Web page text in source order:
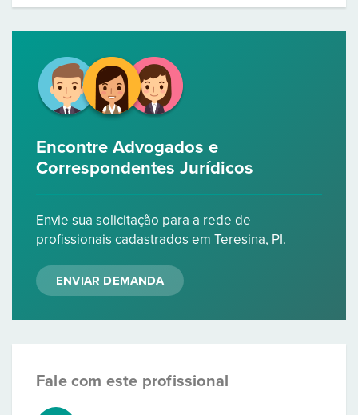
Encontre Advogados e
Correspondentes Jurídicos
Envie sua solicitação para a rede de
profissionais cadastrados em Teresina, PI.
ENVIAR DEMANDA
Fale com este profissional